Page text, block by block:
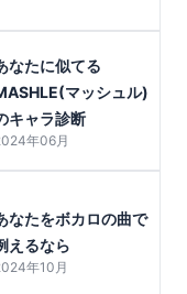
なたに似てる
マッシュル)
キャラ診断
年06月
なたをボカロの曲で
えるなら
年10月